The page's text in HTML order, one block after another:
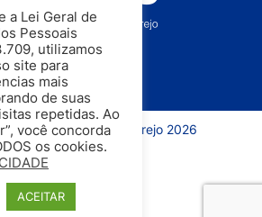
reservados | InfoVarejo 2026
a Lei Geral de
Pessoais
utilizamos
site para
mais
de suas
repetidas. Ao
você concorda
os cookies.
ACEITAR